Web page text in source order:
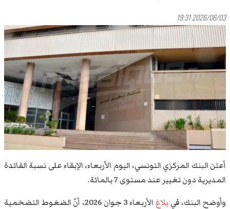
2026/06/03 19:31
أعلن البنك المركزي التونسي، اليوم الأربعاء، الإبقاء على نسبة الفائدة
المديرية دون تغيير عند مستوى 7 بالمائة.
وأوضح البنك، فيبلاغ
الأربعاء 3 جوان 2026، أنّ الضغوط التضخمية